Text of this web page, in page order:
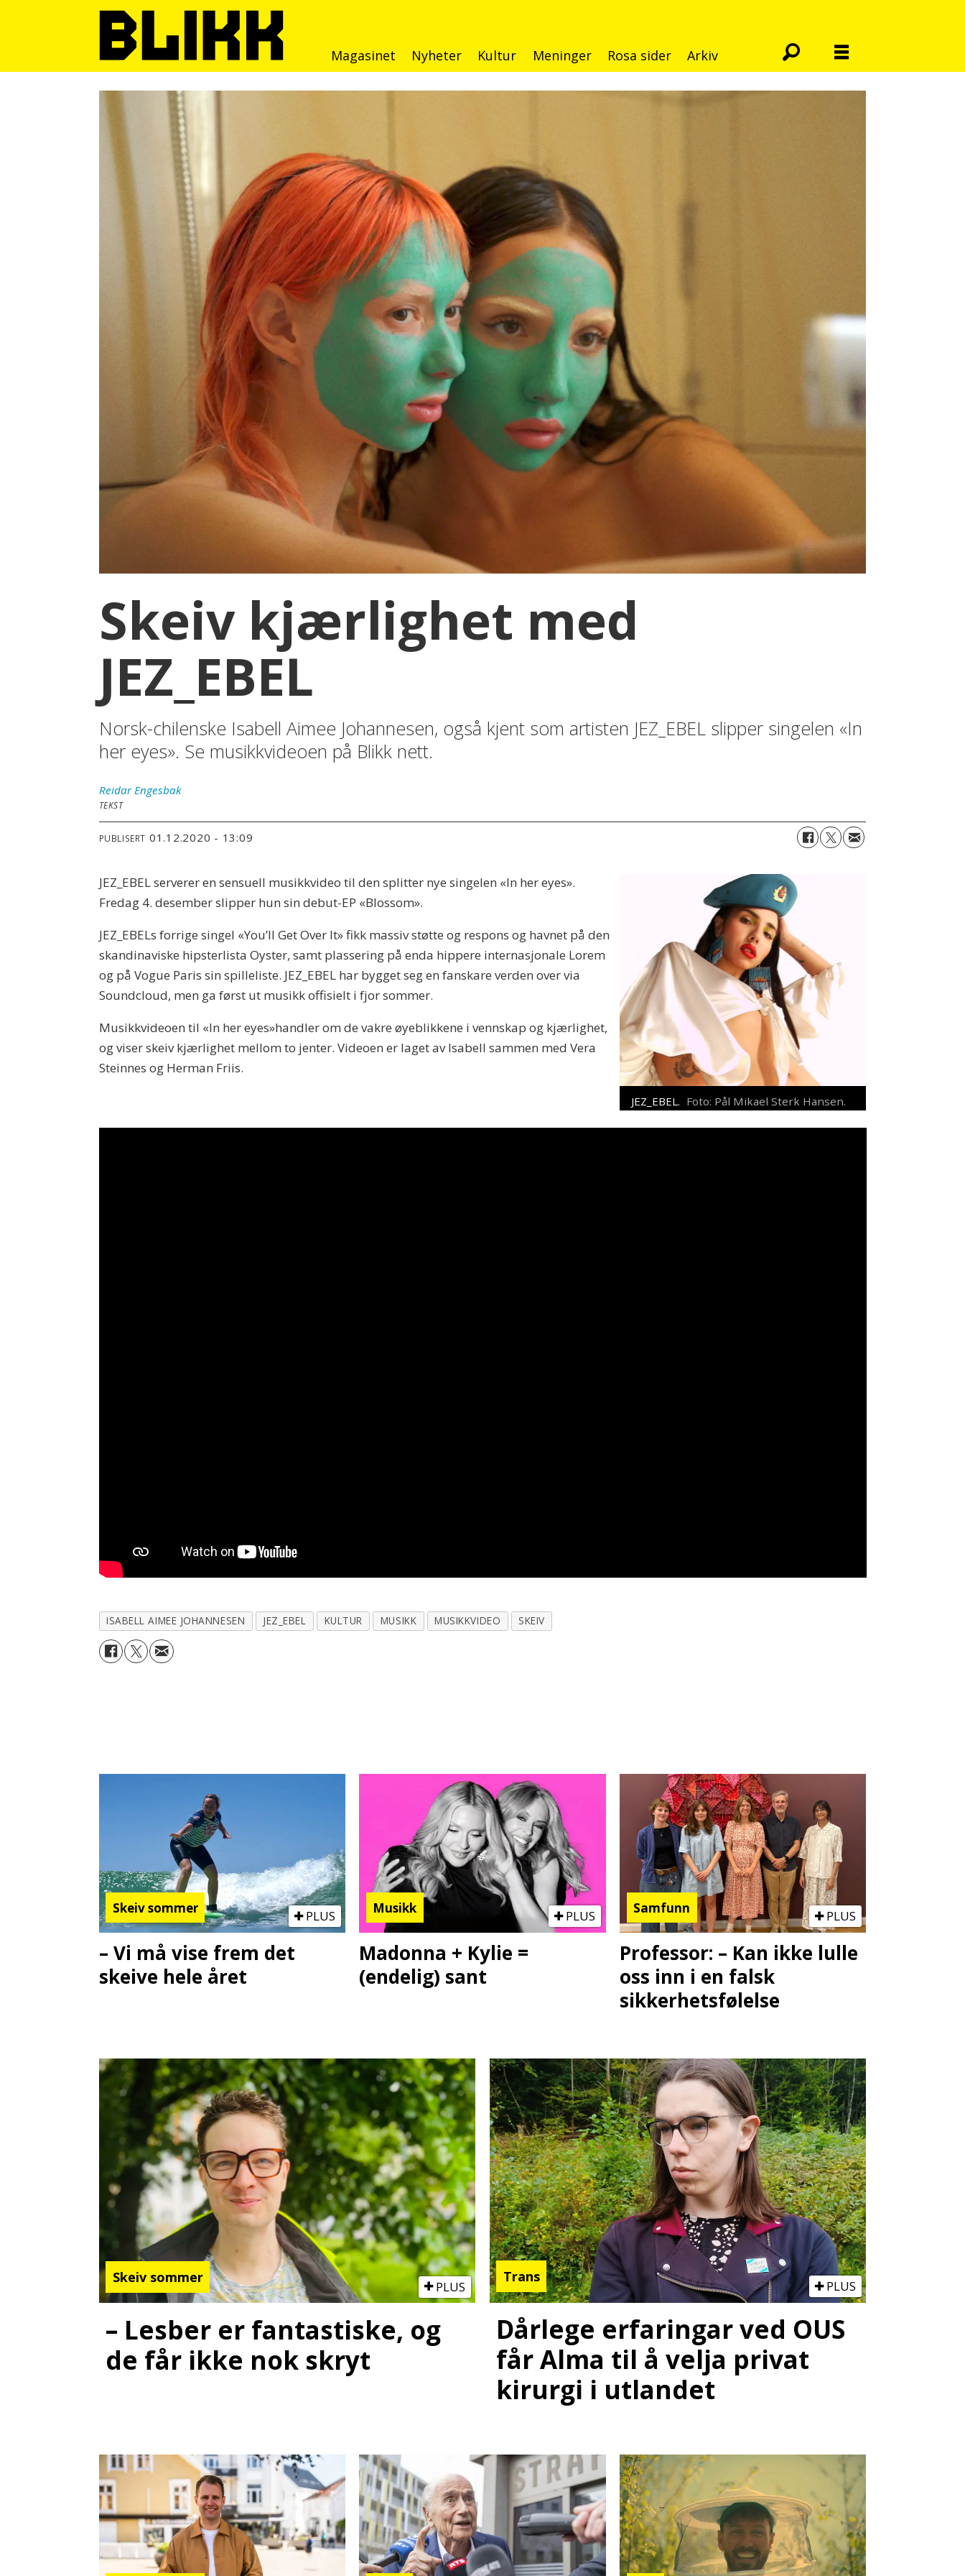
Magasinet Nyheter Kultur Meninger Rosa sider Arkiv
Skeiv kjærlighet med
JEZ_EBEL
Norsk-chilenske Isabell Aimee Johannesen, også kjent som artisten JEZ_EBEL slipper singelen «In
her eyes». Se musikkvideoen på Blikk nett.
Reidar Engesbak
TEKST
PUBLISERT 01.12.2020 - 13:09
JEZ_EBEL. Foto: Pål Mikael Sterk Hansen.
JEZ_EBEL serverer en sensuell musikkvideo til den splitter nye singelen «In her eyes».
Fredag 4. desember slipper hun sin debut-EP «Blossom».
JEZ_EBELs forrige singel «You’ll Get Over It» fikk massiv støtte og respons og havnet på den
skandinaviske hipsterlista Oyster, samt plassering på enda hippere internasjonale Lorem
og på Vogue Paris sin spilleliste. JEZ_EBEL har bygget seg en fanskare verden over via
Soundcloud, men ga først ut musikk offisielt i fjor sommer.
Musikkvideoen til «In her eyes»handler om de vakre øyeblikkene i vennskap og kjærlighet,
og viser skeiv kjærlighet mellom to jenter. Videoen er laget av Isabell sammen med Vera
Steinnes og Herman Friis.
ISABELL AIMEE JOHANNESEN JEZ_EBEL KULTUR MUSIKK MUSIKKVIDEO SKEIV
Skeiv sommer
PLUS
– Vi må vise frem det
skeive hele året
Musikk
PLUS
Madonna + Kylie =
(endelig) sant
Samfunn
PLUS
Professor: – Kan ikke lulle
oss inn i en falsk
sikkerhetsfølelse
Skeiv sommer
PLUS
– Lesber er fantastiske, og
de får ikke nok skryt
Trans
PLUS
Dårlege erfaringar ved OUS
får Alma til å velja privat
kirurgi i utlandet